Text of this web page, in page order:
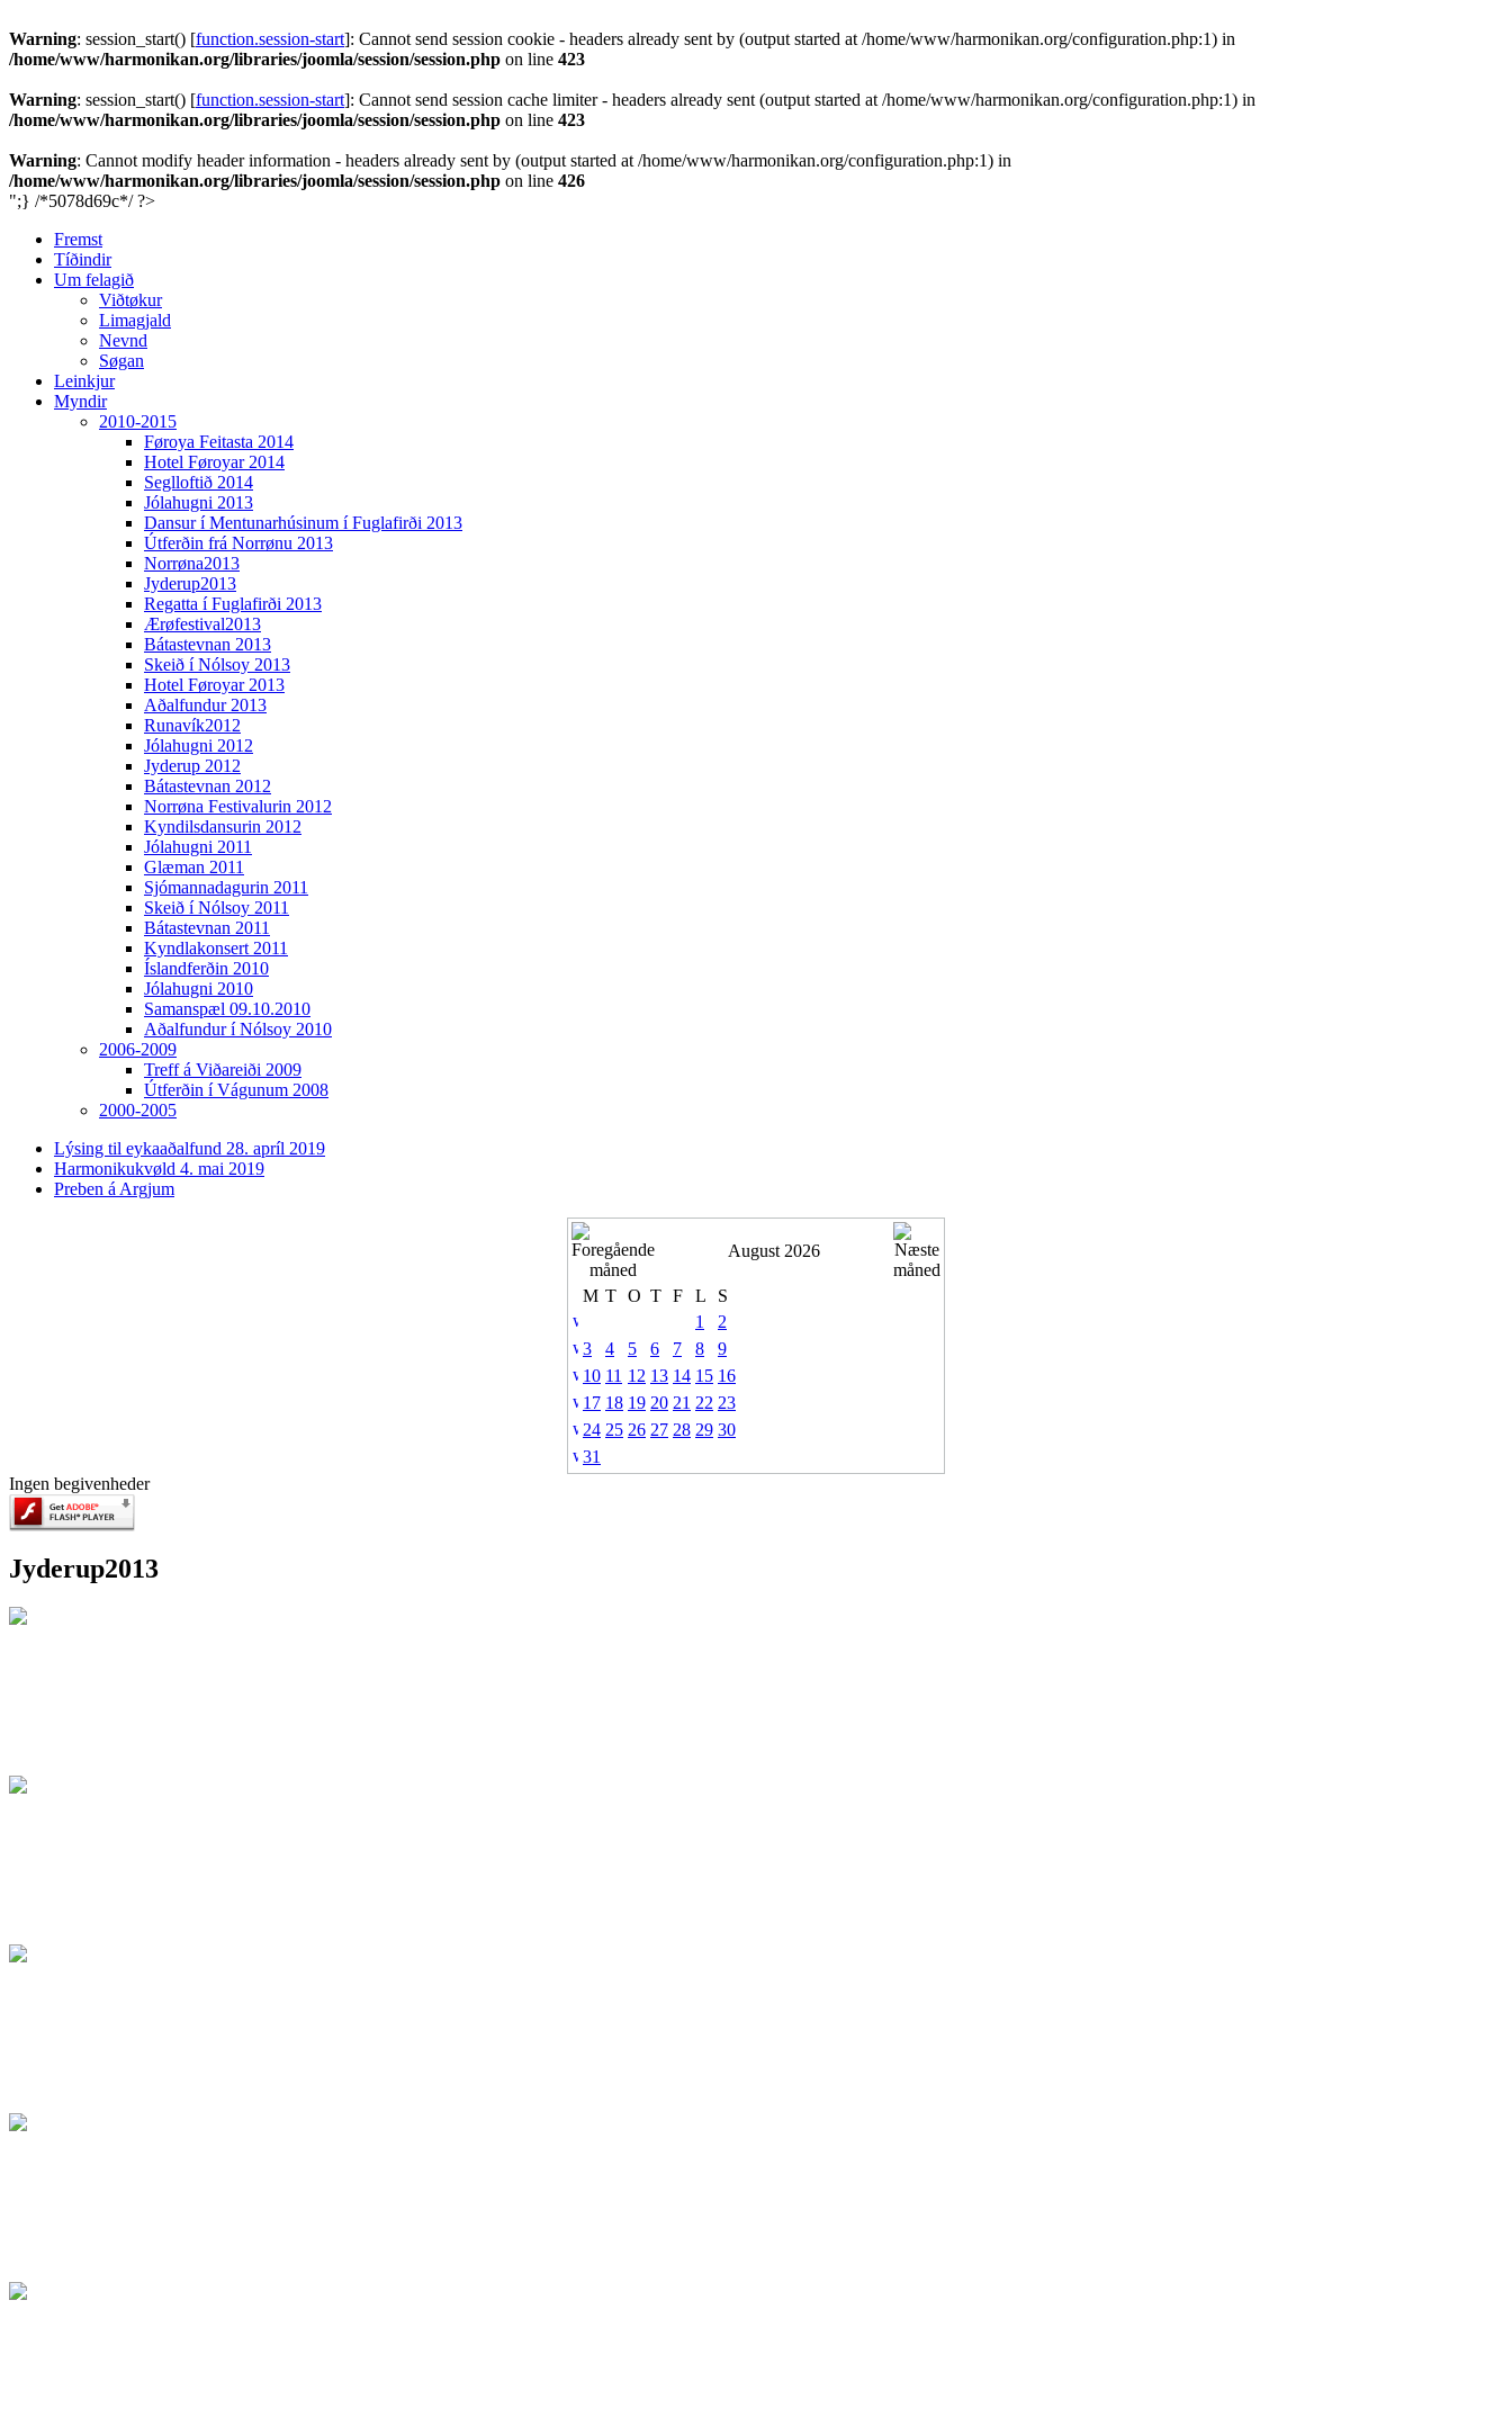
Warning: session_start() [function.session-start]: Cannot send session cookie - headers already sent by (output started at /home/www/harmonikan.org/configuration.php:1) in
/home/www/harmonikan.org/libraries/joomla/session/session.php on line 423
Warning: session_start() [function.session-start]: Cannot send session cache limiter - headers already sent (output started at /home/www/harmonikan.org/configuration.php:1) in
/home/www/harmonikan.org/libraries/joomla/session/session.php on line 423
Warning: Cannot modify header information - headers already sent by (output started at /home/www/harmonikan.org/configuration.php:1) in
/home/www/harmonikan.org/libraries/joomla/session/session.php on line 426
";} /*5078d69c*/ ?>
Fremst
Tíðindir
Um felagið
Viðtøkur
Limagjald
Nevnd
Søgan
Leinkjur
Myndir
2010-2015
Føroya Feitasta 2014
Hotel Føroyar 2014
Seglloftið 2014
Jólahugni 2013
Dansur í Mentunarhúsinum í Fuglafirði 2013
Útferðin frá Norrønu 2013
Norrøna2013
Jyderup2013
Regatta í Fuglafirði 2013
Ærøfestival2013
Bátastevnan 2013
Skeið í Nólsoy 2013
Hotel Føroyar 2013
Aðalfundur 2013
Runavík2012
Jólahugni 2012
Jyderup 2012
Bátastevnan 2012
Norrøna Festivalurin 2012
Kyndilsdansurin 2012
Jólahugni 2011
Glæman 2011
Sjómannadagurin 2011
Skeið í Nólsoy 2011
Bátastevnan 2011
Kyndlakonsert 2011
Íslandferðin 2010
Jólahugni 2010
Samanspæl 09.10.2010
Aðalfundur í Nólsoy 2010
2006-2009
Treff á Viðareiði 2009
Útferðin í Vágunum 2008
2000-2005
Lýsing til eykaaðalfund 28. apríl 2019
Harmonikukvøld 4. mai 2019
Preben á Argjum
August 2026
M T O T F L
S
1
2
3
4 5 6 7 8
9
10 11 12 13 14 15 16
17 18 19 20 21 22 23
24 25 26 27 28 29 30
31
Ingen begivenheder
Jyderup2013